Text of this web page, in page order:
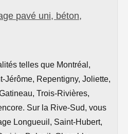
pavé uni, béton,
telles que Montréal,
Jérôme, Repentigny, Joliette,
Trois-Rivières,
Sur la Rive-Sud, vous
Longueuil, Saint-Hubert,